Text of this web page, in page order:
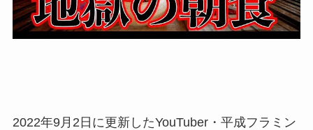
2022年9月2日に更新したYouTuber・平成フラミン